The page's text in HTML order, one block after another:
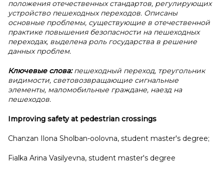
положения отечественных стандартов, регулирующих
устройство пешеходных переходов. Описаны
основные проблемы, существующие в отечественной
практике повышения безопасности на пешеходных
переходах, выделена роль государства в решение
данных проблем.
Ключевые слова:пешеходный переход, треугольник
видимости, световозвращающие сигнальные
элементы, маломобильные граждане, наезд на
пешеходов.
Improving safety at pedestrian crossings
Chanzan Ilona Sholban-oolovna, student master's degree;
Fialka Arina Vasilyevna, student master's degree